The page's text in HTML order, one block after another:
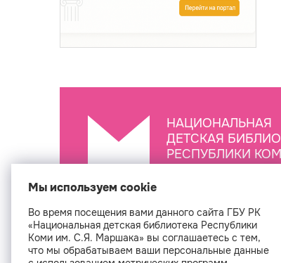
НАЦИОНАЛЬНАЯ
ДЕТСКАЯ
РЕСПУБЛИКИ
Мы используем cookie
Во время посещения вами данного сайта ГБУ РК
«Национальная детская библиотека Республики
Коми им. С.Я. Маршака» вы соглашаетесь с тем,
что мы обрабатываем ваши персональные данные